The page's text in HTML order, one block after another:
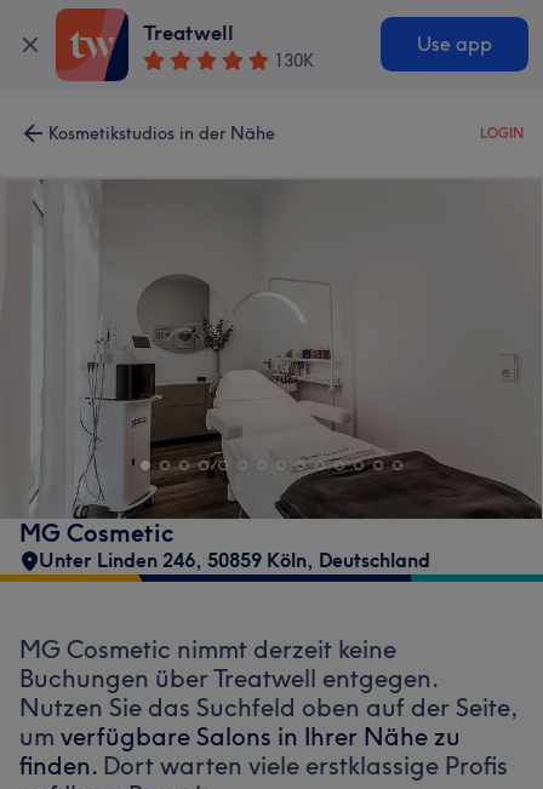
Treatwell
130K
Use app
Kosmetikstudios in der Nähe LOGIN
MG Cosmetic
Unter Linden 246, 50859 Köln, Deutschland
MG Cosmetic nimmt derzeit keine
Buchungen über Treatwell entgegen.
Nutzen Sie das Suchfeld oben auf der Seite,
um verfügbare Salons in Ihrer Nähe zu
finden. Dort warten viele erstklassige Profis